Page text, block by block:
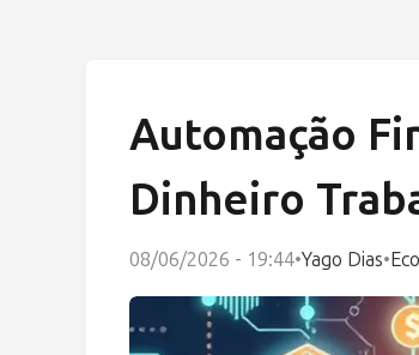
Automação
Dinheiro
08/06/2026 - 19:44•Yago Dias•